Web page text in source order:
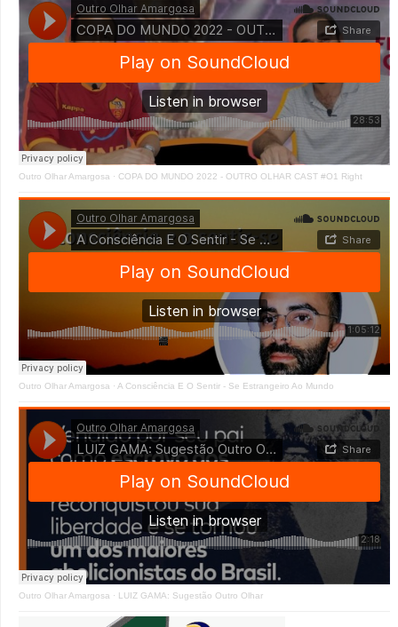
Outro Olhar Amargosa · COPA DO MUNDO 2022 - OUTRO OLHAR CAST #O1 Right
Outro Olhar Amargosa · A Consciência E O Sentir - Se Estrangeiro Ao Mundo
Outro Olhar Amargosa · LUIZ GAMA: Sugestão Outro Olhar